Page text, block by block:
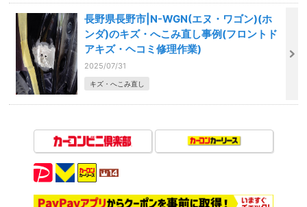
長野県長野市|N-WGN(エヌ・ワゴン)(ホ
ンダ)のキズ・へこみ直し事例(フロントド
アキズ・ヘコミ修理作業)
2025/07/31
キズ・へこみ直し